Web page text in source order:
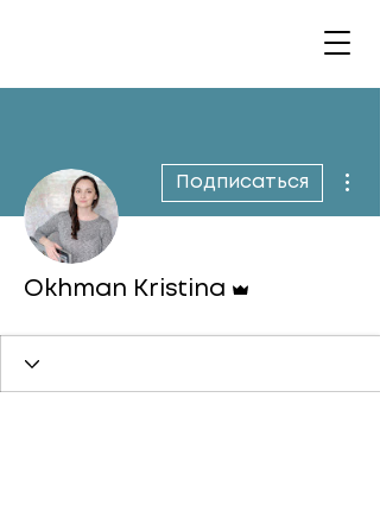
Подписаться
Okhman Kristina